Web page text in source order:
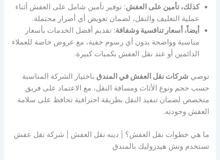
كذلك، تأمين على العفش: توفير تأمين شامل على العفش أثناء
عملية التغليف والنقل، لضمان تعويض أي أضرار محتملة.
أيضاً، أسعار تنافسية وشفافة: تقديم أفضل الخدمات بأسعار
مناسبة وواضحة بدون أي رسوم خفية، مع عروض خاصة للعملاء
الدائمين أو عند نقل العفش بكميات كبيرة.
توصي شركات نقل العفش في المندق باختيار الشركة المناسبة
حسب حجم ونوع الأثاث ومسافة النقل، مع الاعتماد على فريق
متخصص لضمان تنفيذ النقل بطريقة احترافية تحافظ على سلامة
العفش وجودته.
ما هي خطوات نقل العفش؟ | دينه نقل العفش | شركة نقل عفش
تستخدم ونش هيدروليك بالمندق